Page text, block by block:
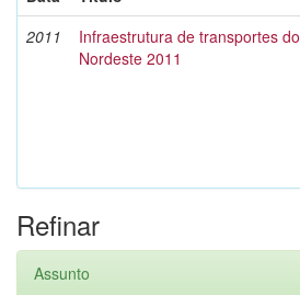
2011
Infraestrutura de transportes do
Nordeste 2011
Refinar
Assunto